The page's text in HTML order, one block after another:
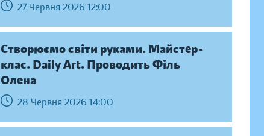
27 Червня 2026 12:00
Створюємо світи руками. Майстер-
клас. Daily Аrt. Проводить Філь
Олена
28 Червня 2026 14:00